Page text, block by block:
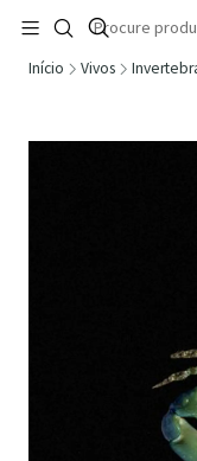
🚚 Portugal Continental:
Início Vivos